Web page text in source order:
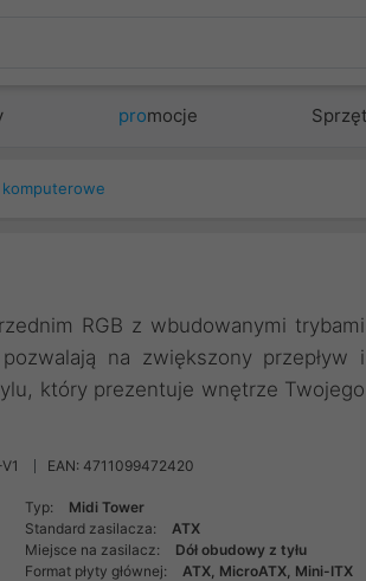
promocje
RGB z wbudowanymi trybami
na zwiększony przepływ i
który prezentuje wnętrze Twojego
EAN: 4711099472420
Typ:
Midi Tower
Standard zasilacza:
ATX
Miejsce na zasilacz:
Dół obudowy z tyłu
Format płyty głównej:
ATX, MicroATX, Mini-ITX